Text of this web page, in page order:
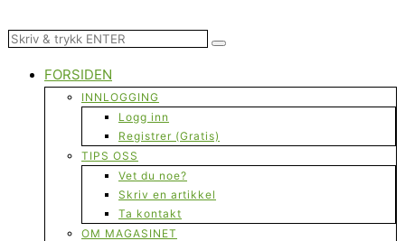
FORSIDEN
INNLOGGING
Logg inn
Registrer (Gratis)
TIPS OSS
Vet du noe?
Skriv en artikkel
Ta kontakt
OM MAGASINET